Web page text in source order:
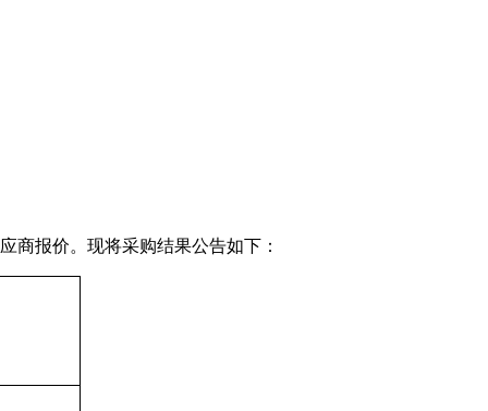
商报价。现将采购结果公告如下：